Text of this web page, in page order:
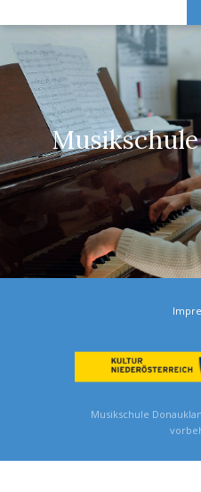
Musikschule
Musikschule